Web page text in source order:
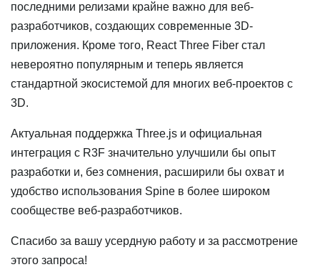
последними релизами крайне важно для веб-
разработчиков, создающих современные 3D-
приложения. Кроме того, React Three Fiber стал
невероятно популярным и теперь является
стандартной экосистемой для многих веб-проектов с
3D.
Актуальная поддержка Three.js и официальная
интеграция с R3F значительно улучшили бы опыт
разработки и, без сомнения, расширили бы охват и
удобство использования Spine в более широком
сообществе веб-разработчиков.
Спасибо за вашу усердную работу и за рассмотрение
этого запроса!